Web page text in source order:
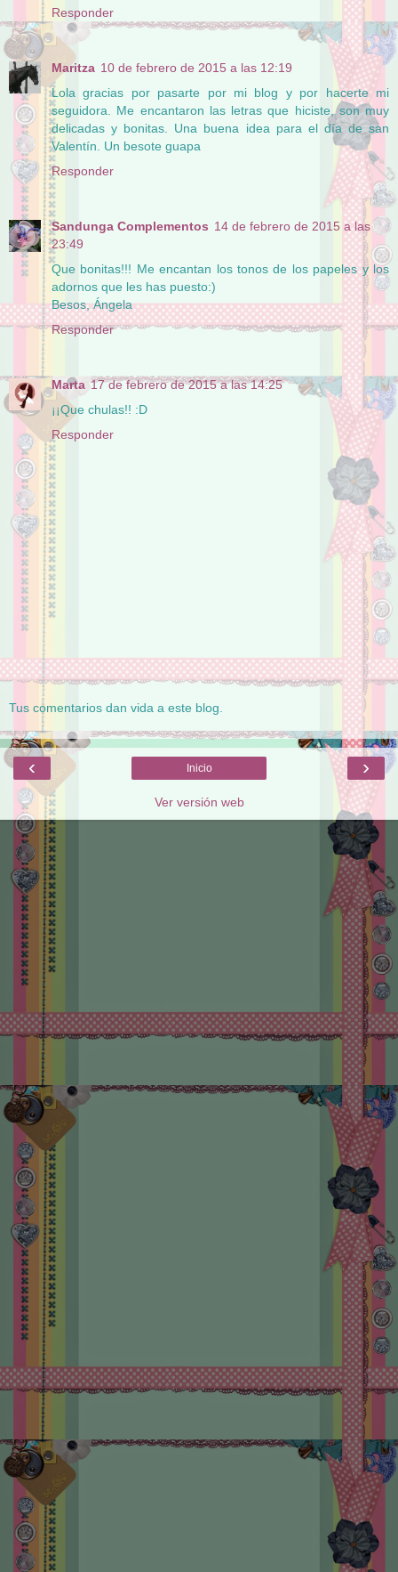
Responder
Maritza 10 de febrero de 2015 a las 12:19
Lola gracias por pasarte por mi blog y por hacerte mi
seguidora. Me encantaron las letras que hiciste, son muy
delicadas y bonitas. Una buena idea para el día de san
Valentín. Un besote guapa
Responder
Sandunga Complementos 14 de febrero de 2015 a las
23:49
Que bonitas!!! Me encantan los tonos de los papeles y los
adornos que les has puesto:)
Besos, Ángela
Responder
Marta 17 de febrero de 2015 a las 14:25
¡¡Que chulas!! :D
Responder
Tus comentarios dan vida a este blog.
‹ ›
Inicio
Ver versión web